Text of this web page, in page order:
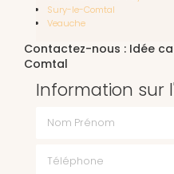
Sury-le-Comtal
Veauche
Contactez-nous : Idée
Comtal
Information sur